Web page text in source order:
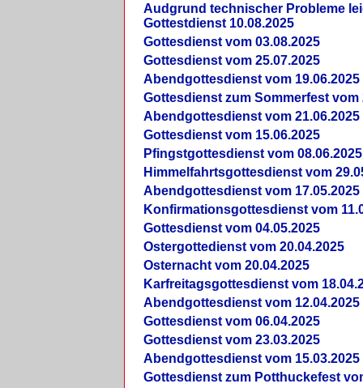
Audgrund technischer Probleme
Gottestdienst 10.08.2025
Gottesdienst vom 03.08.2025
Gottesdienst vom 25.07.2025
Abendgottesdienst vom 19.06.2025
Gottesdienst zum Sommerfest vom
Abendgottesdienst vom 21.06.2025
Gottesdienst vom 15.06.2025
Pfingstgottesdienst vom 08.06.2025
Himmelfahrtsgottesdienst vom
Abendgottesdienst vom 17.05.2025
Konfirmationsgottesdienst vom
Gottesdienst vom 04.05.2025
Ostergottedienst vom 20.04.2025
Osternacht vom 20.04.2025
Karfreitagsgottesdienst vom
Abendgottesdienst vom 12.04.2025
Gottesdienst vom 06.04.2025
Gottesdienst vom 23.03.2025
Abendgottesdienst vom 15.03.2025
Gottesdienst zum Potthuckefest